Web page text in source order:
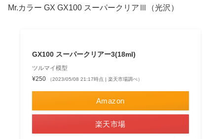
Mr.カラー GX GX100 スーパークリアⅢ（光沢）
GX100 スーパークリアー3(18ml)
ツルマイ模型
¥250
（2023/05/08 21:17時点 | 楽天市場調べ）
Amazon
楽天市場